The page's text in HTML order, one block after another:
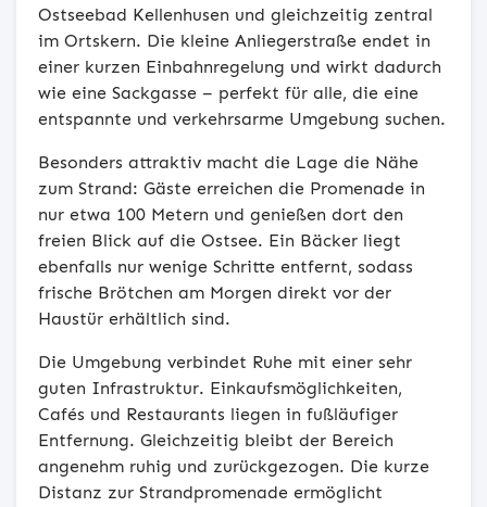
Ostseebad Kellenhusen und gleichzeitig zentral
im Ortskern. Die kleine Anliegerstraße endet in
einer kurzen Einbahnregelung und wirkt dadurch
wie eine Sackgasse – perfekt für alle, die eine
entspannte und verkehrsarme Umgebung suchen.
Besonders attraktiv macht die Lage die Nähe
zum Strand: Gäste erreichen die Promenade in
nur etwa 100 Metern und genießen dort den
freien Blick auf die Ostsee. Ein Bäcker liegt
ebenfalls nur wenige Schritte entfernt, sodass
frische Brötchen am Morgen direkt vor der
Haustür erhältlich sind.
Die Umgebung verbindet Ruhe mit einer sehr
guten Infrastruktur. Einkaufsmöglichkeiten,
Cafés und Restaurants liegen in fußläufiger
Entfernung. Gleichzeitig bleibt der Bereich
angenehm ruhig und zurückgezogen. Die kurze
Distanz zur Strandpromenade ermöglicht